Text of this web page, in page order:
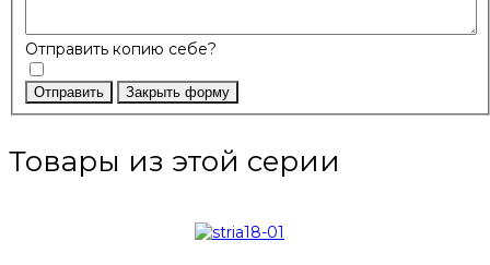
Отправить копию себе?
Отправить Закрыть форму
Товары из этой серии